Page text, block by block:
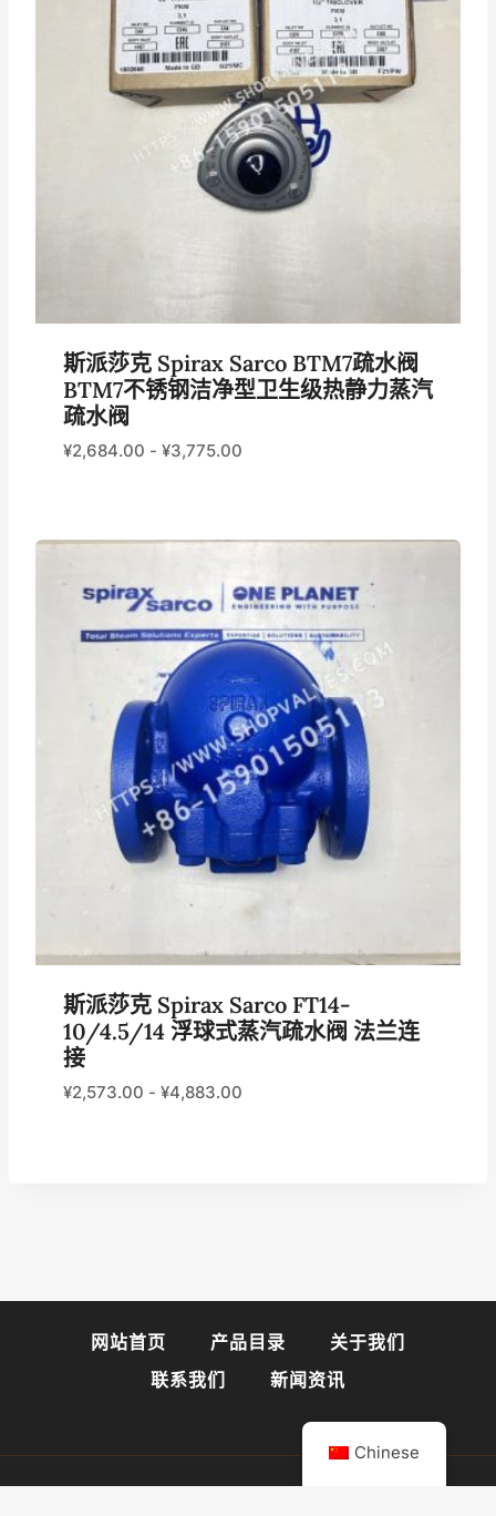
斯派莎克 Spirax Sarco BTM7疏水阀
BTM7不锈钢洁净型卫生级热静力蒸汽
疏水阀
¥2,684.00 - ¥3,775.00
斯派莎克 Spirax Sarco FT14-
10/4.5/14 浮球式蒸汽疏水阀 法兰连
接
¥2,573.00 - ¥4,883.00
网站首页 产品目录
关于我们
联系我们
新闻资讯
Chinese